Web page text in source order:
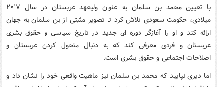
با تعیین محمد بن سلمان به عنوان ولیعهد عربستان در سال ۲۰۱۷
میلادی، حکومت سعودی تلاش کرد تا تصویر مثبتی از بن سلمان به جهان
ارائه کند و او را آغازگر دوره ای جدید در تاریخ سیاسی و حقوق بشری
عربستان و فردی معرفی کند که به دنبال متحول کردن عربستان و
اصلاحات اجتماعی و حقوق بشری است.
اما دیری نپایید که محمد بن سلمان نیز ماهیت واقعی خود را نشان داد و